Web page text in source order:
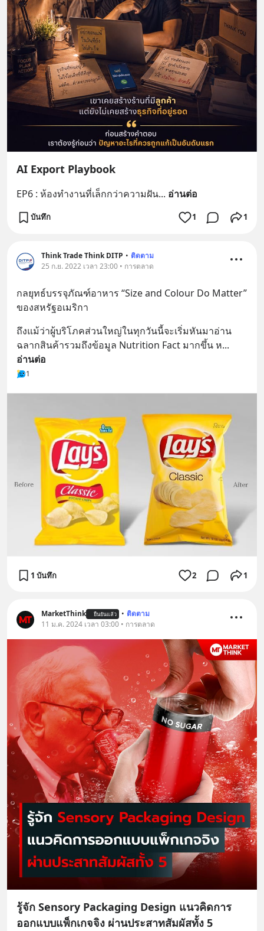
AI Export Playbook
EP6 : ห้องทำงานที่เล็กกว่าความฝัน... อ่านต่อ
บันทึก 1 1
Think Trade Think DITP • ติดตาม
25 ก.ย. 2022 เวลา 23:00 • การตลาด
กลยุทธ์บรรจุภัณฑ์อาหาร “Size and Colour Do Matter”
ของสหรัฐอเมริกา
ถึงแม้ว่าผู้บริโภคส่วนใหญ่ในทุกวันนี้จะเริ่มหันมาอ่าน
ฉลากสินค้ารวมถึงข้อมูล Nutrition Fact มากขึ้น ห
อ่านต่อ
1
1 บันทึก 2 1
MarketThink ยืนยันแล้ว • ติดตาม
11 ม.ค. 2024 เวลา 03:00 • การตลาด
รู้จัก Sensory Packaging Design แนวคิดการ
ออกแบบแพ็กเกจจิง ผ่านประสาทสัมผัสทั้ง 5